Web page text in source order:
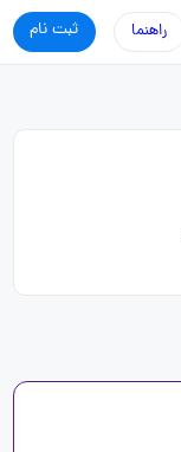
ثبت نام راهنما